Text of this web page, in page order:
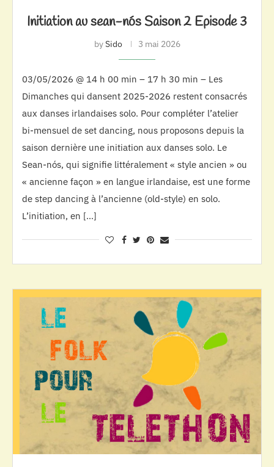
Initiation au sean-nós Saison 2 Episode 3
bySido 3 mai 2026
03/05/2026 @ 14 h 00 min – 17 h 30 min – Les
Dimanches qui dansent 2025-2026 restent consacrés
aux danses irlandaises solo. Pour compléter l’atelier
bi-mensuel de set dancing, nous proposons depuis la
saison dernière une initiation aux danses solo. Le
Sean-nós, qui signifie littéralement « style ancien » ou
« ancienne façon » en langue irlandaise, est une forme
de step dancing à l’ancienne (old-style) en solo.
L’initiation, en […]